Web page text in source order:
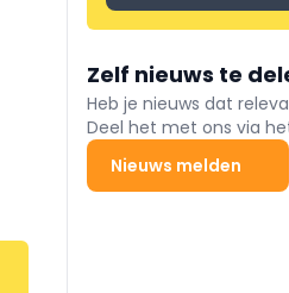
Zelf nieuws te
Heb je nieuws dat
Deel het met ons via
Nieuws melden